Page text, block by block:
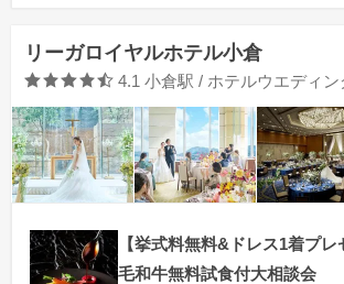
リーガロイヤルホテル小倉
口コミ評価
4.1 小倉駅 / ホテルウエディン
【挙式料無料&ドレス1着プ
毛和牛無料試食付大相談会